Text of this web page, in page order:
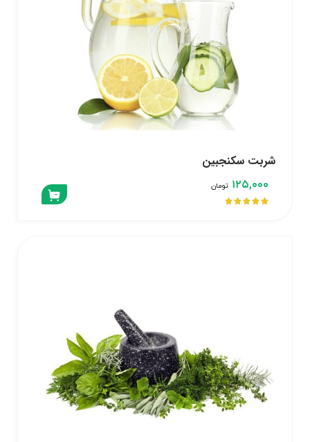
شربت سکنجبین
۱۲۵,۰۰۰ تومان




